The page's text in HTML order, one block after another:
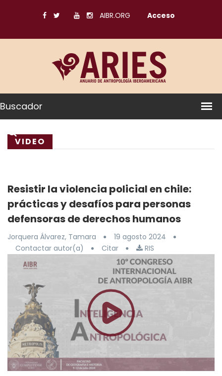
AIBR.ORG Acceso
Buscador
VIDEO
Resistir la violencia policial en chile:
prácticas y desafíos para personas
defensoras de derechos humanos
Jorquera Álvarez, Tamara
19 agosto 2024
Contactar autor(a)
Citar RIS